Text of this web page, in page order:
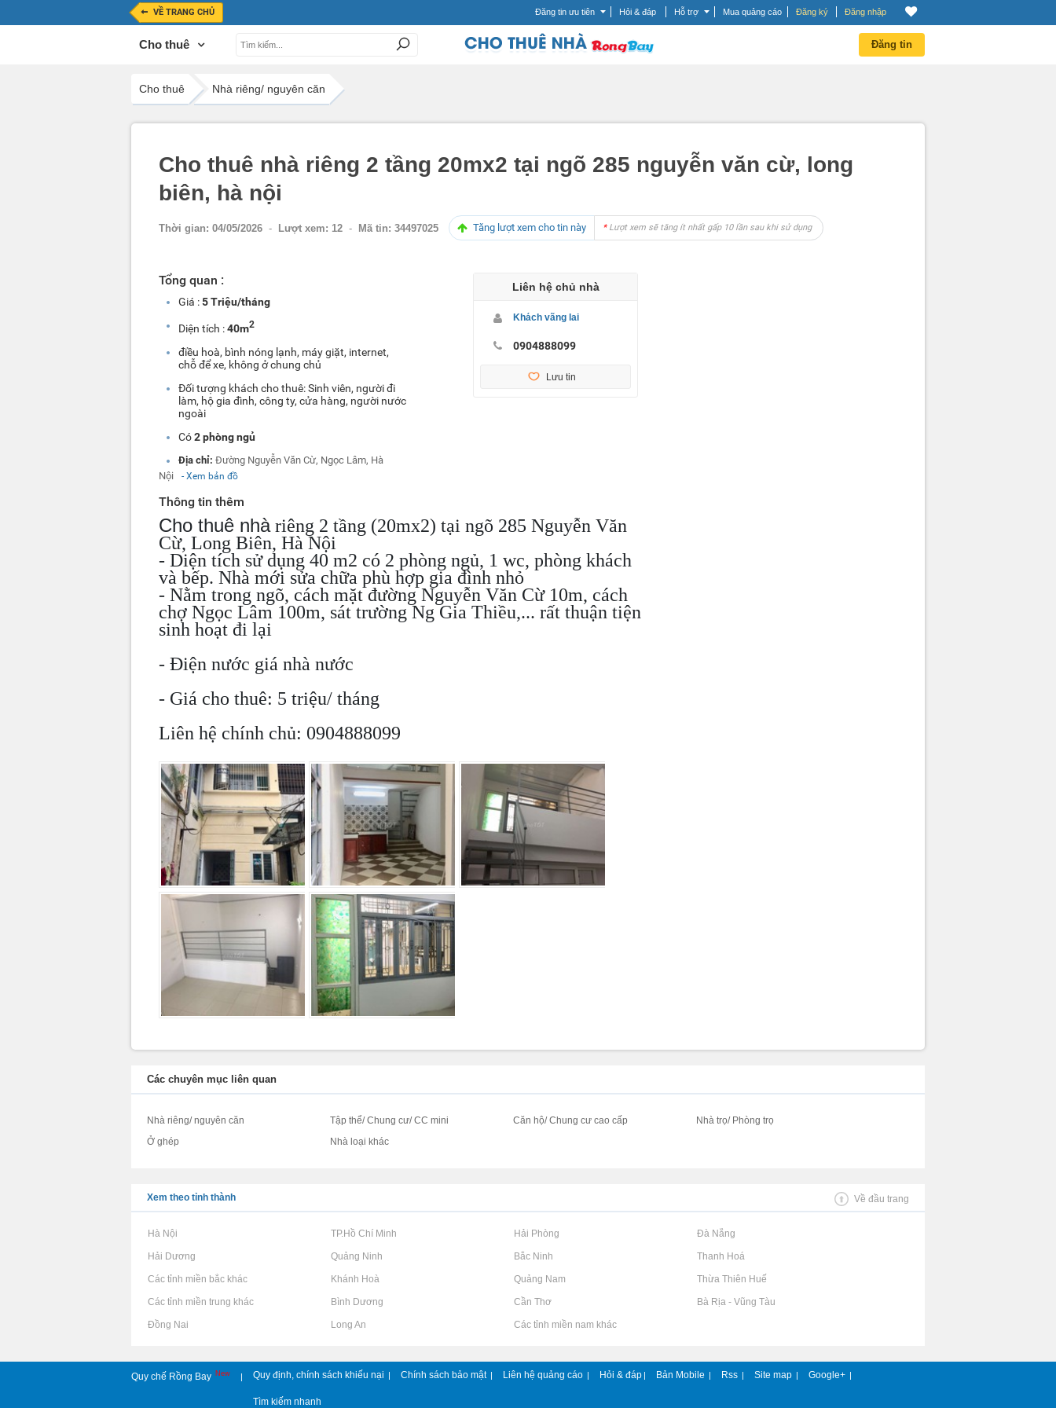
VỀ TRANG CHỦ Đăng tin ưu tiên Hỏi & đáp Hỗ trợ Mua quảng cáo Đăng ký Đăng nhập
Cho thuê Đăng tin
Cho thuê Nhà riêng/ nguyên căn
Cho thuê nhà riêng 2 tầng 20mx2 tại ngõ 285 nguyễn văn cừ, long
biên, hà nội
Thời gian: 04/05/2026 - Lượt xem: 12 - Mã tin: 34497025 Tăng lượt xem cho tin này *Lượt xem sẽ tăng ít nhất gấp 10 lần sau khi sử dụng
Tổng quan :
Giá :5 Triệu/tháng
Diện tích :40m2
điều hoà, bình nóng lạnh, máy giặt, internet,
chỗ để xe, không ở chung chủ
Đối tượng khách cho thuê: Sinh viên, người đi
làm, hộ gia đình, công ty, cửa hàng, người nước
ngoài
Có2 phòng ngủ
Địa chỉ: Đường Nguyễn Văn Cừ, Ngọc Lâm, Hà
Nội
- Xem bản đồ
Liên hệ chủ nhà
Khách vãng lai
0904888099
Lưu tin
Thông tin thêm
Cho thuê nhàriêng 2 tầng (20mx2) tại ngõ 285 Nguyễn Văn
Cừ, Long Biên, Hà Nội
- Diện tích sử dụng 40 m2 có 2 phòng ngủ, 1 wc, phòng khách
và bếp. Nhà mới sửa chữa phù hợp gia đình nhỏ
- Nằm trong ngõ, cách mặt đường Nguyễn Văn Cừ 10m, cách
chợ Ngọc Lâm 100m, sát trường Ng Gia Thiều,... rất thuận tiện
sinh hoạt đi lại
- Điện nước giá nhà nước
- Giá cho thuê: 5 triệu/ tháng
Liên hệ chính chủ: 0904888099
Các chuyên mục liên quan
Nhà riêng/ nguyên căn Tập thể/ Chung cư/ CC mini Căn hộ/ Chung cư cao cấp
Nhà trọ/ Phòng trọ
Ở ghép
Nhà loại khác
Xem theo tỉnh thành Về đầu trang
Rao vặt tại Hà Nội Rao vặt tại TP.Hồ Chí Minh Rao vặt tại Hải Phòng Rao vặt tại Đà Nẵng
Rao vặt tại Hải Dương Rao vặt tại Quảng Ninh Rao vặt tại Bắc Ninh Rao vặt tại Thanh Hoá
Rao vặt tại Các tỉnh miền bắc khác Rao vặt tại Khánh Hoà Rao vặt tại Quảng Nam Rao vặt tại Thừa Thiên Huế
Rao vặt tại Các tỉnh miền trung khác Rao vặt tại Bình Dương Rao vặt tại Cần Thơ Rao vặt tại Bà Rịa - Vũng Tàu
Rao vặt tại Đồng Nai Rao vặt tại Long An Rao vặt tại Các tỉnh miền nam khác
Quy chế Rồng Bay New | Quy định, chính sách khiếu nại | Chính sách bảo mật | Liên hệ quảng cáo | Hỏi & đáp | Bản Mobile | Rss | Site map | Google+ |
Tìm kiếm nhanh